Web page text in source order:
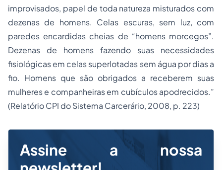
improvisados, papel de toda natureza misturados com
dezenas de homens. Celas escuras, sem luz, com
paredes encardidas cheias de “homens morcegos”.
Dezenas de homens fazendo suas necessidades
fisiológicas em celas superlotadas sem água por dias a
fio. Homens que são obrigados a receberem suas
mulheres e companheiras em cubículos apodrecidos.”
(Relatório CPI do Sistema Carcerário, 2008, p. 223)
Assine a nossa